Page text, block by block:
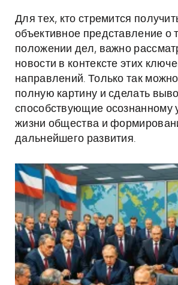
Для тех, кто стремится
объективное представление о
положении дел, важно
новости в контексте этих
направлений. Только так
полную картину и сделать
способствующие осознанному
жизни общества и
дальнейшего развития.